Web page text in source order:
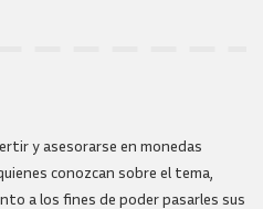
y asesorarse en monedas
conozcan sobre el tema,
a los fines de poder pasarles sus